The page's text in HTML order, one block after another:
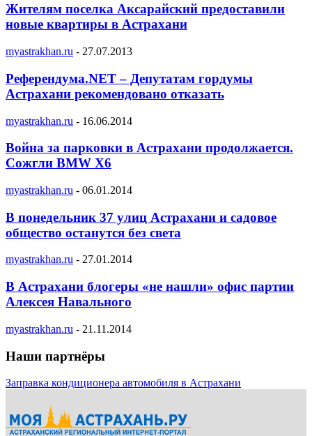
Жителям поселка Аксарайский предоставили
новые квартиры в Астрахани
myastrakhan.ru - 27.07.2013
Референдума.NET – Депутатам гордумы
Астрахани рекомендовано отказать
myastrakhan.ru - 16.06.2014
Война за парковки в Астрахани продолжается.
Сожгли BMW X6
myastrakhan.ru - 06.01.2014
В понедельник 37 улиц Астрахани и садовое
общество останутся без света
myastrakhan.ru - 27.01.2014
В Астрахани блогеры «не нашли» офис партии
Алексея Навального
myastrakhan.ru - 21.11.2014
Наши партнёры
Заправка кондиционера автомобиля в Астрахани